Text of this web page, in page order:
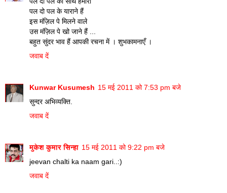
पल दो पल के याराने हैं
इस मंज़िल पे मिलने वाले
उस मंज़िल पे खो जाने हैं ...
बहुत सुंदर भाव हैं आपकी रचना में । शुभकामनाएँ ।
जवाब दें
Kunwar Kusumesh 15 मई 2011 को 7:53 pm बजे
सुन्दर अभिव्यक्ति.
जवाब दें
मुकेश कुमार सिन्हा 15 मई 2011 को 9:22 pm बजे
jeevan chalti ka naam gari..:)
जवाब दें